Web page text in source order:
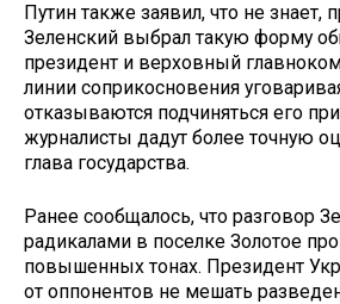
Путин также заявил, что не знает,
Зеленский выбрал такую форму
президент и верховный
линии соприкосновения
отказываются подчиняться его
журналисты дадут более точную
глава государства.
Ранее сообщалось, что разговор
радикалами в поселке Золотое
повышенных тонах. Президент
от оппонентов не мешать